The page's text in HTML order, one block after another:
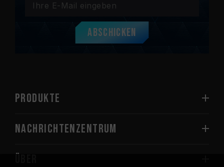
Abschicken
PRODUKTE
Nachrichtenzentrum